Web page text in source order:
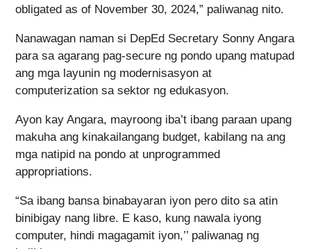
obligated as of November 30, 2024,” paliwanag nito.
Nanawagan naman si DepEd Secretary Sonny Angara
para sa agarang pag-secure ng pondo upang matupad
ang mga layunin ng modernisasyon at
computerization sa sektor ng edukasyon.
Ayon kay Angara, mayroong iba’t ibang paraan upang
makuha ang kinakailangang budget, kabilang na ang
mga natipid na pondo at unprogrammed
appropriations.
“Sa ibang bansa binabayaran iyon pero dito sa atin
binibigay nang libre. E kaso, kung nawala iyong
computer, hindi magagamit iyon,’’ paliwanag ng